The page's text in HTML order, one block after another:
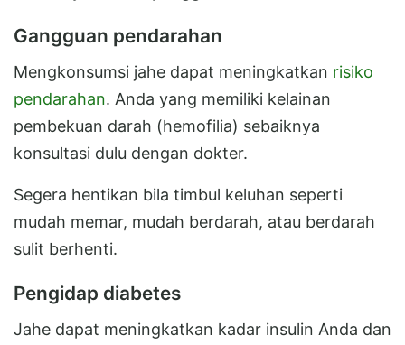
Gangguan pendarahan
Mengkonsumsi jahe dapat meningkatkan risiko
pendarahan. Anda yang memiliki kelainan
pembekuan darah (hemofilia) sebaiknya
konsultasi dulu dengan dokter.
Segera hentikan bila timbul keluhan seperti
mudah memar, mudah berdarah, atau berdarah
sulit berhenti.
Pengidap diabetes
Jahe dapat meningkatkan kadar insulin Anda dan